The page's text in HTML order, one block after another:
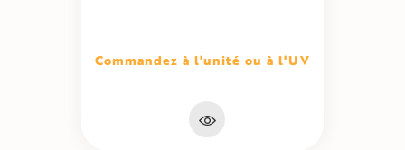
Commandez à l'unité ou à l'UV